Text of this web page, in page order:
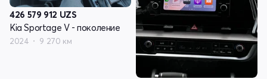
426 579 912 UZS
Kia Sportage V - поколение
2024 9 270 км